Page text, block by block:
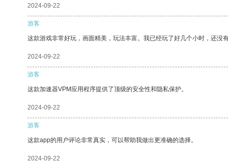
2024-09-22
游客
这款游戏非常好玩，画面精美，玩法丰富。我已经玩了好几个小时，还没
2024-09-22
游客
这款加速器VPM应用程序提供了顶级的安全性和隐私保护。
2024-09-22
游客
这款app的用户评论非常真实，可以帮助我做出更准确的选择。
2024-09-22